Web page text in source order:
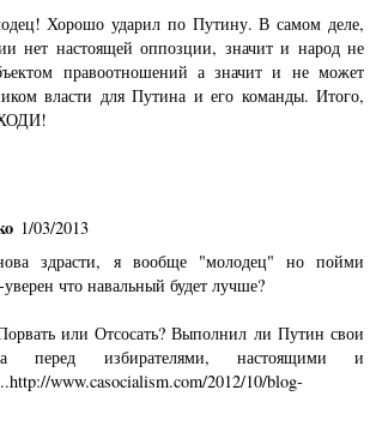
Хорошо ударил по Путину. В самом деле,
нет настоящей оппозции, значит и народ не
правоотношений а значит и не может
власти для Путина и его команды. Итого,
1/03/2013
здрасти, я вообще "молодец" но пойми
уверен что навальный будет лучше?
или Отсосать? Выполнил ли Путин свои
перед избирателями, настоящими и
www.casocialism.com/2012/10/blog-